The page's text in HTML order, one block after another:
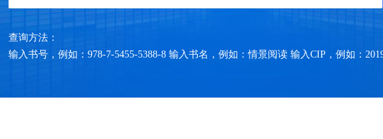
查询方法：
输入书号，例如：978-7-5455-5388-8 输入书名，例如：情景阅读 输入CIP，例如：